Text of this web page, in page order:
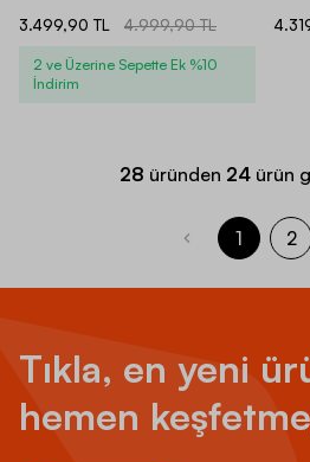
3.499,90 TL 4.999,90 TL
2 ve Üzerine Sepette Ek %10
İndirim
28 üründen 24 ürün
1 2
Tıkla, en yeni
hemen